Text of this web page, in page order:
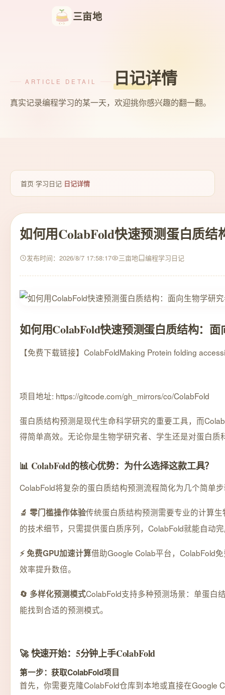
三亩地
ARTICLE DETAIL 日记详情
真实记录编程学习的某一天，欢迎挑你感兴趣的翻一翻。
首页/学习日记/日记详情
如何用ColabFold快速预测蛋白质
发布时间：2026/8/7 17:58:17 三亩地 编程学习日记
如何用ColabFold快速预测蛋白质结构：
【免费下载链接】ColabFoldMaking Protein folding
项目地址: https://gitcode.com/gh_mirrors/co/ColabFold
蛋白质结构预测是现代生命科学研究的重要工具，而
得简单高效。无论你是生物学研究者、学生还是对蛋白
📊 ColabFold的核心优势：为什么选择这款工具？
ColabFold将复杂的蛋白质结构预测流程简化为几个简单
🔬 零门槛操作体验传统蛋白质结构预测需要专业的计算
的技术细节，只需提供蛋白质序列，ColabFold就能自动
⚡ 免费GPU加速计算借助Google Colab平台，ColabFold
效率提升数倍。
🔄 多样化预测模式ColabFold支持多种预测场景：单蛋白
能找到合适的预测模式。
🚀 快速开始：5分钟上手ColabFold
第一步：获取ColabFold项目
首先，你需要克隆ColabFold仓库到本地或直接在Google